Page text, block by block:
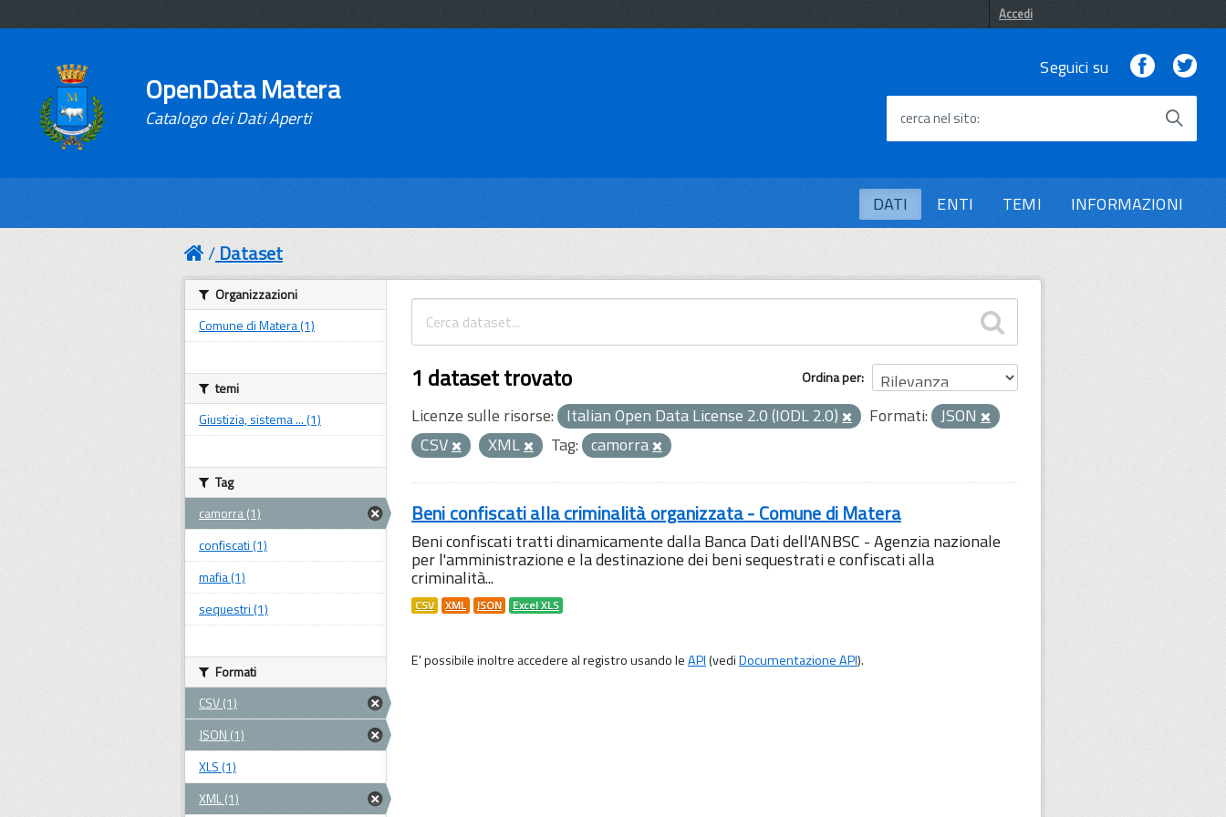
Accedi
OpenData Matera
Catalogo dei Dati Aperti
Seguici su Facebook
cerca nel sito
DATI ENTI TEMI INFORMAZIONI
Dataset
Ordina per
1 dataset trovato
Licenze sulle risorse: Italian Open Data License 2.0 (IODL 2.0) Formati: JSON
CSV
XML Tag: camorra
Beni confiscati alla criminalità organizzata - Comune di Matera
Beni confiscati tratti dinamicamente dalla Banca Dati dell'ANBSC - Agenzia nazionale
per l'amministrazione e la destinazione dei beni sequestrati e confiscati alla
criminalità...
CSV XML JSON Excel XLS
E' possibile inoltre accedere al registro usando leAPI(vediDocumentazione API).
Organizzazioni
Comune di Matera (1)
temi
Giustizia, sistema ... (1)
Tag
camorra (1)
confiscati (1)
mafia (1)
sequestri (1)
Formati
CSV (1)
JSON (1)
XLS (1)
XML (1)